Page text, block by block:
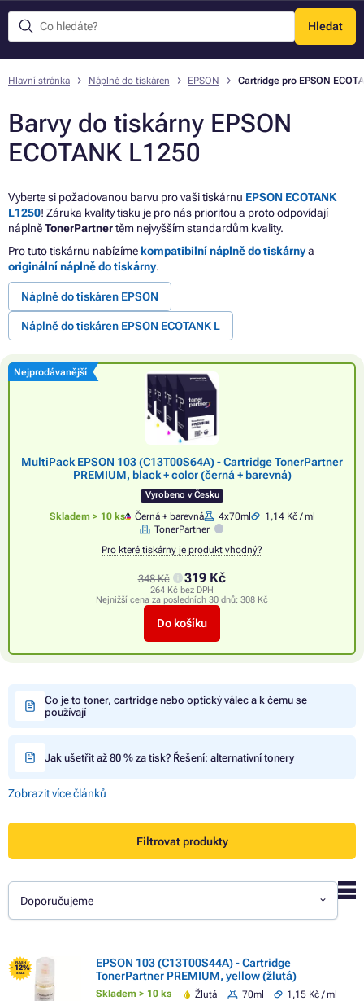
Hledat
Menu
Hlavní stránka Náplně do tiskáren EPSON Cartridge pro EPSON
Barvy do tiskárny EPSON
ECOTANK L1250
Vyberte si požadovanou barvu pro vaši tiskárnu EPSON ECOTANK
L1250! Záruka kvality tisku je pro nás prioritou a proto odpovídají
náplněTonerPartnertěm nejvyšším standardům kvality.
Pro tuto tiskárnu nabízíme kompatibilní náplně do tiskárnya
originální náplně do tiskárny.
Náplně do tiskáren EPSON
Náplně do tiskáren EPSON ECOTANK L
Nejprodávanější
MultiPack EPSON 103 (C13T00S64A) - Cartridge TonerPartner
PREMIUM, black + color (černá + barevná)
Vyrobeno v Česku
Skladem > 10 ks Černá + barevná 4x70ml
1,14 Kč / ml
TonerPartner
Pro které tiskárny je produkt vhodný?
348 Kč 319 Kč
264 Kč bez DPH
Nejnižší cena za posledních 30 dnů: 308 Kč
Do košíku
Co je to toner, cartridge nebo optický válec a k čemu se
používají
Jak ušetřit až 80 % za tisk? Řešení: alternativní tonery
Zobrazit více článků
Filtrovat produkty
Doporučujeme
FLASH
- 12%
SALE
EPSON 103 (C13T00S44A) - Cartridge
TonerPartner PREMIUM, yellow (žlutá)
Skladem > 10 ks Žlutá 70ml
1,15 Kč / ml